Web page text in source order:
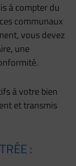
à compter du
communaux
vous devez
une
à votre bien
et transmis
: